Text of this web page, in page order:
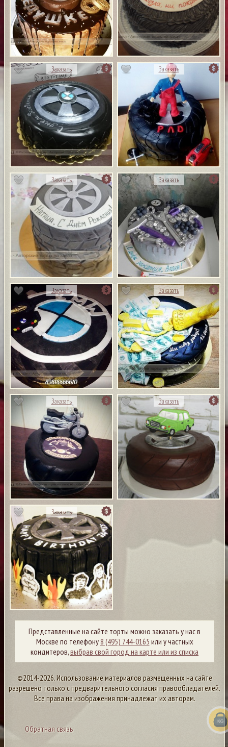
Заказать Заказать
Заказать Заказать
Заказать Заказать
Заказать Заказать
Заказать
Представленные на сайте торты можно заказать у нас в
Москве по телефону8 (495) 744-0165 или у частных
кондитеров,выбрав свой город на карте или из списка
©2014-2026. Использование материалов размещенных на сайте
разрешено только с предварительного согласия правообладателей.
Все права на изображения принадлежат их авторам.
Обратная связь